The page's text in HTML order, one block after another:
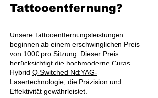
Tattooentfernung?
Unsere Tattooentfernungsleistungen
beginnen ab einem erschwinglichen Preis
von 100€ pro Sitzung. Dieser Preis
berücksichtigt die hochmoderne Curas
Hybrid Q-Switched Nd:YAG-
Lasertechnologie , die Präzision und
Effektivität gewährleistet.